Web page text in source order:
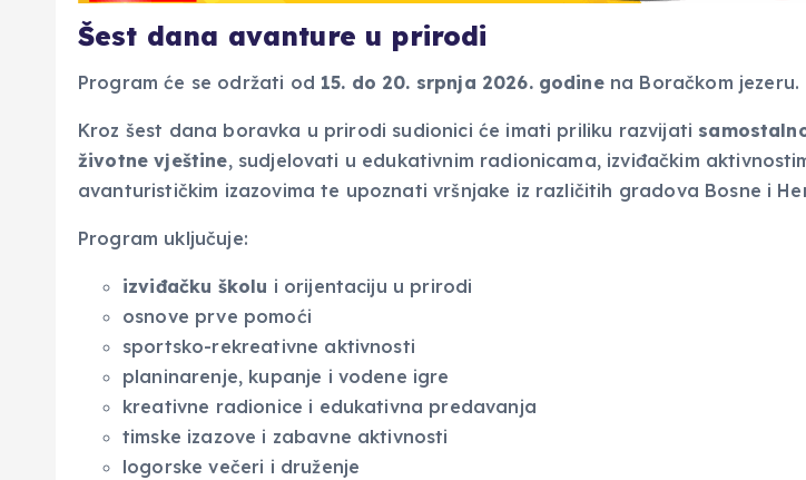
Šest dana avanture u prirodi
Program će se održati od 15. do 20. srpnja 2026. godinena Boračkom jezeru.
Kroz šest dana boravka u prirodi sudionici će imati priliku razvijati
životne vještine, sudjelovati u edukativnim radionicama, izviđačkim
avanturističkim izazovima te upoznati vršnjake iz različitih gradova Bosne i
Program uključuje:
izviđačku školu i orijentaciju u prirodi
osnove prve pomoći
sportsko-rekreativne aktivnosti
planinarenje, kupanje i vodene igre
kreativne radionice i edukativna predavanja
timske izazove i zabavne aktivnosti
logorske večeri i druženje